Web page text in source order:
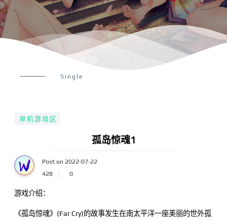
Single
单机游戏区
孤岛惊魂1
Post on 2022-07-22
428
0
游戏介绍：
《孤岛惊魂》(Far Cry)的故事发生在南太平洋一座美丽的世外孤